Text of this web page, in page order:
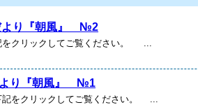
より『朝風』 №2
クリックしてご覧ください。 ...
り『朝風』 №1
をクリックしてご覧ください。 ...